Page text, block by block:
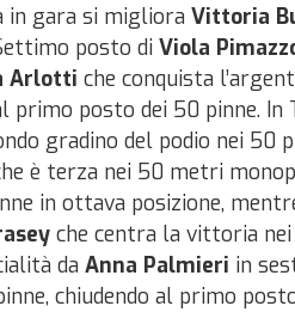
in gara si migliora Vittoria
posto di Viola
Arlotti che conquista
primo posto dei 50 pinne. In
gradino del podio nei 50
è terza nei 50 metri
in ottava posizione,
che centra la vittoria
da Anna Palmieri in
chiudendo al primo